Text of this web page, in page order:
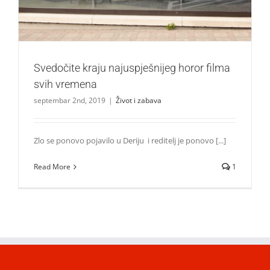
Svedočite kraju najuspješnijeg horor filma
svih vremena
septembar 2nd, 2019 | Život i zabava
Zlo se ponovo pojavilo u Deriju i reditelj je ponovo [...]
Read More 1